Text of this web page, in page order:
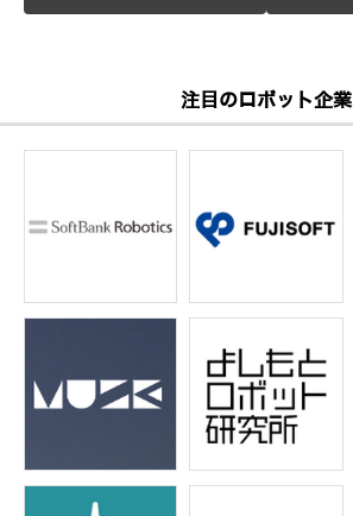
注目のロボット企業